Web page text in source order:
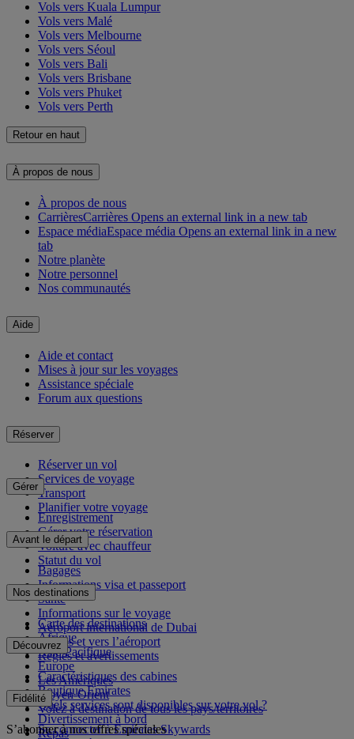
Vols vers Kuala Lumpur
Vols vers Malé
Vols vers Melbourne
Vols vers Séoul
Vols vers Bali
Vols vers Brisbane
Vols vers Phuket
Vols vers Perth
Retour en haut
À propos de nous
À propos de nous
CarrièresCarrières Opens an external link in a new tab
Espace médiaEspace média Opens an external link in a new
tab
Notre planète
Notre personnel
Nos communautés
Aide
Aide et contact
Mises à jour sur les voyages
Assistance spéciale
Forum aux questions
Réserver
Réserver un vol
Services de voyage
Transport
Planifier votre voyage
Gérer
Enregistrement
Gérer votre réservation
Voiture avec chauffeur
Statut du vol
Avant le départ
Bagages
Informations visa et passeport
Santé
Informations sur le voyage
Aéroport international de Dubai
Depuis et vers l’aéroport
Règles et avertissements
Nos destinations
Carte des destinations
Afrique
Asie-Pacifique
Europe
Les Amériques
Moyen-Orient
Volez à destination de tous les pays/territoires
Découvrez
Caractéristiques des cabines
Boutique Emirates
Quels services sont disponibles sur votre vol ?
Divertissement à bord
Repas
Fidélité
Se connecter à Emirates Skywards
S’abonner à nos offres spéciales